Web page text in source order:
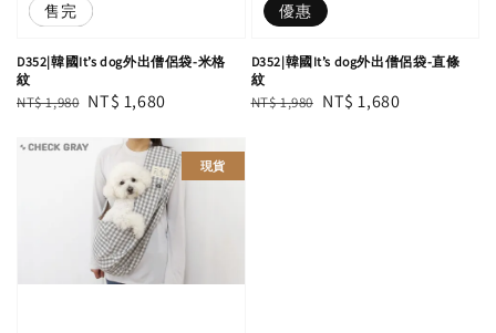
優惠
售完
D352|韓國It’s dog外出僧侶袋-米格
紋
Regular
NT$ 1,980 Sale
NT$ 1,680
優惠
D352|韓國It’s dog外出僧侶袋-直條
紋
Regular
NT$ 1,980 Sale
NT$ 1,680
現貨